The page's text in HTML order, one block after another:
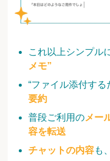
これ以上シンプル
メモ”
“ファイル添付する
要約
普段ご利用のメー
容を転送
チャットの内容も、